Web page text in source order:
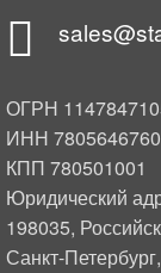
ОГРН
ИНН 7805646760
КПП 780501001
Юридический
198035,
Санкт-